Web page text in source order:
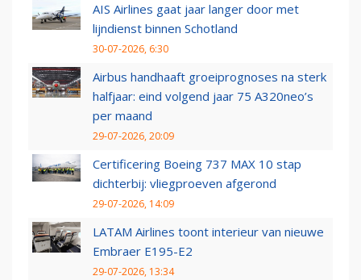
AIS Airlines gaat jaar langer door met
lijndienst binnen Schotland
30-07-2026, 6:30
Airbus handhaaft groeiprognoses na sterk
halfjaar: eind volgend jaar 75 A320neo’s
per maand
29-07-2026, 20:09
Certificering Boeing 737 MAX 10 stap
dichterbij: vliegproeven afgerond
29-07-2026, 14:09
LATAM Airlines toont interieur van nieuwe
Embraer E195-E2
29-07-2026, 13:34